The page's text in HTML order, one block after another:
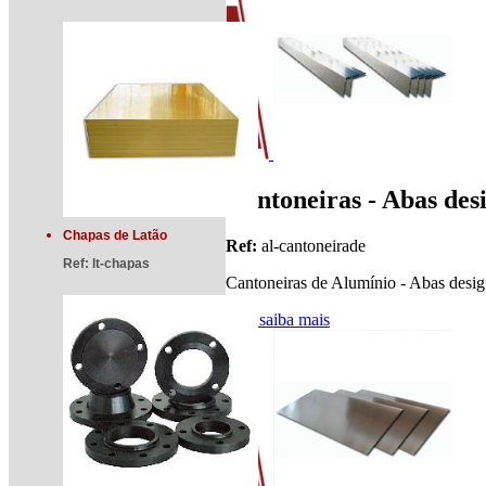
Chapas de Latão
Ref: lt-chapas
Cantoneiras - Abas
Ref: al-cantoneirade
Cantoneiras de Alumínio - Abas
[ + ] saiba mais